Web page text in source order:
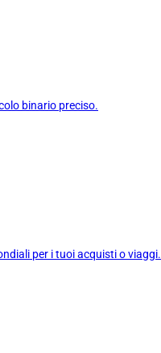
binario preciso.
per i tuoi acquisti o viaggi.